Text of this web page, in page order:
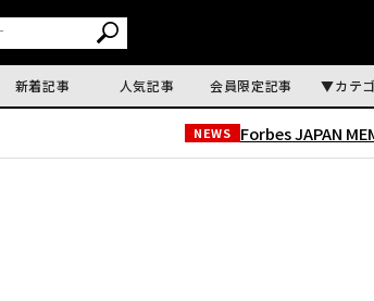
新着記事 人気記事 会員限定記事 カテ
NEWS Forbes JAPAN